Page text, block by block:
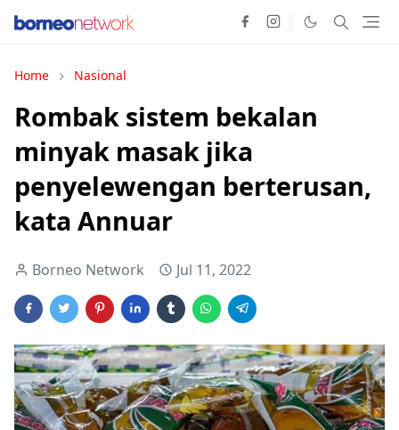
Home Nasional
Rombak sistem bekalan
minyak masak jika
penyelewengan berterusan,
kata Annuar
Borneo Network Jul 11, 2022